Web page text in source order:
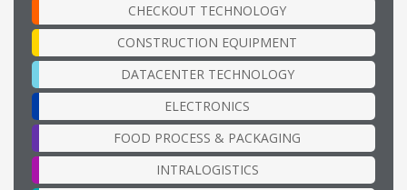
CHECKOUT TECHNOLOGY
CONSTRUCTION EQUIPMENT
DATACENTER TECHNOLOGY
ELECTRONICS
FOOD PROCESS & PACKAGING
INTRALOGISTICS